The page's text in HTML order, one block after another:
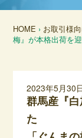
HOME › お取引様
梅』が本格出荷を
2023年5月30
群馬産『
た